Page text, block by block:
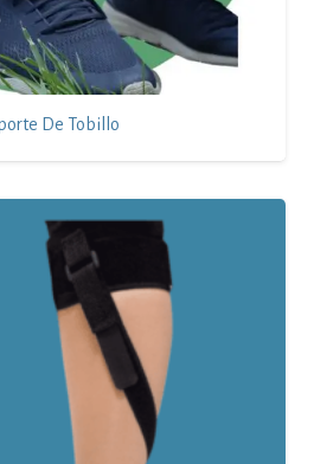
De Tobillo